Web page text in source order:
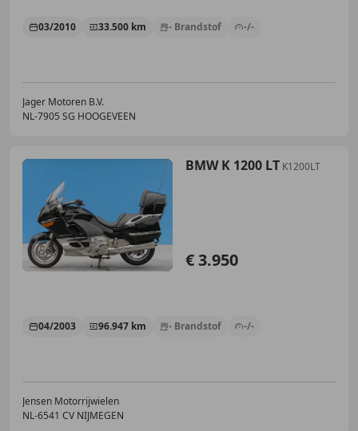
03/2010 33.500 km - Brandstof -/-
Jager Motoren B.V.
NL-7905 SG HOOGEVEEN
BMW K 1200 LT K1200LT
€ 3.950
04/2003 96.947 km - Brandstof -/-
Jensen Motorrijwielen
NL-6541 CV NIJMEGEN